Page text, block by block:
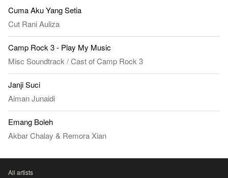
Cuma Aku Yang Setia
Cut Rani Auliza
Camp Rock 3 - Play My Music
Misc Soundtrack/Cast of Camp Rock 3
Janji Suci
Aiman Junaidi
Emang Boleh
Akbar Chalay & Remora Xian
All artists